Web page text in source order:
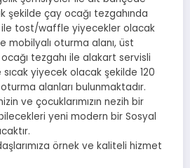
şekilde çay ocağı tezgahında
ile tost/waffle yiyecekler olacak
mobilyalı oturma alanı, üst
tezgahı ile alakart servisli
yiyecek olacak şekilde 120
alanları bulunmaktadır.
ve çocuklarımızın nezih bir
yeni modern bir Sosyal
örnek ve kaliteli hizmet